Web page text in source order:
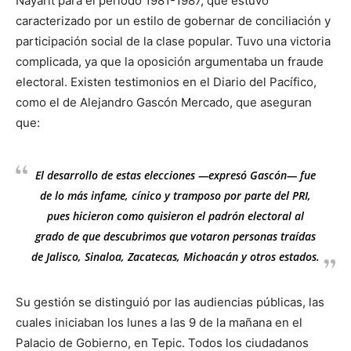
caracterizado por un estilo de gobernar de conciliación y
participación social de la clase popular. Tuvo una victoria
complicada, ya que la oposición argumentaba un fraude
electoral. Existen testimonios en el Diario del Pacífico,
como el de Alejandro Gascón Mercado, que aseguran
que:
El desarrollo de estas elecciones —expresó Gascón— fue
de lo más infame, cínico y tramposo por parte del PRI,
pues hicieron como quisieron el padrón electoral al
grado de que descubrimos que votaron personas traídas
de Jalisco, Sinaloa, Zacatecas, Michoacán y otros estados.
Su gestión se distinguió por las audiencias públicas, las
cuales iniciaban los lunes a las 9 de la mañana en el
Palacio de Gobierno, en Tepic. Todos los ciudadanos